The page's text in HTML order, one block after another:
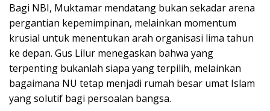
Bagi NBI, Muktamar mendatang bukan sekadar arena
pergantian kepemimpinan, melainkan momentum
krusial untuk menentukan arah organisasi lima tahun
ke depan. Gus Lilur menegaskan bahwa yang
terpenting bukanlah siapa yang terpilih, melainkan
bagaimana NU tetap menjadi rumah besar umat Islam
yang solutif bagi persoalan bangsa.